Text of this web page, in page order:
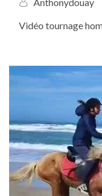
Vidéo tournage